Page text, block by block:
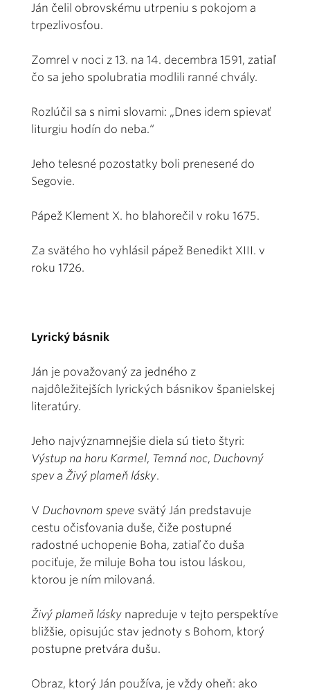
Ján čelil obrovskému utrpeniu s pokojom a
trpezlivosťou.
Zomrel v noci z 13. na 14. decembra 1591, zatiaľ
čo sa jeho spolubratia modlili ranné chvály.
Rozlúčil sa s nimi slovami: „Dnes idem spievať
liturgiu hodín do neba.“
Jeho telesné pozostatky boli prenesené do
Segovie.
Pápež Klement X. ho blahorečil v roku 1675.
Za svätého ho vyhlásil pápež Benedikt XIII. v
roku 1726.
Lyrický básnik
Ján je považovaný za jedného z
najdôležitejších lyrických básnikov španielskej
literatúry.
Jeho najvýznamnejšie diela sú tieto štyri:
Výstup na horu Karmel, Temná noc, Duchovný
speva Živý plameň lásky.
V Duchovnom speve svätý Ján predstavuje
cestu očisťovania duše, čiže postupné
radostné uchopenie Boha, zatiaľ čo duša
pociťuje, že miluje Boha tou istou láskou,
ktorou je ním milovaná.
Živý plameň lásky napreduje v tejto perspektíve
bližšie, opisujúc stav jednoty s Bohom, ktorý
postupne pretvára dušu.
Obraz, ktorý Ján používa, je vždy oheň: ako